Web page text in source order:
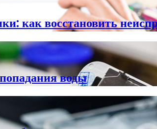
как восстановить
воды